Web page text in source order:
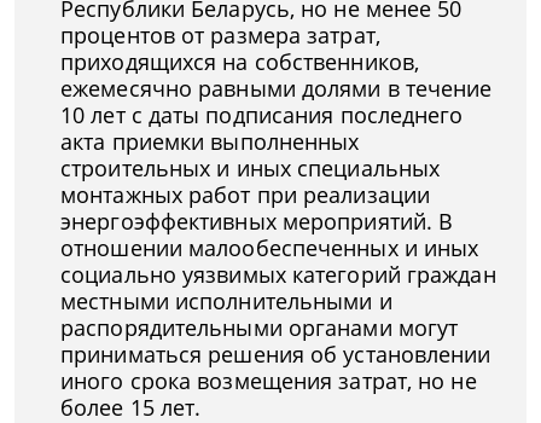
Республики Беларусь, но не менее 50
процентов от размера затрат,
приходящихся на собственников,
ежемесячно равными долями в течение
10 лет с даты подписания последнего
акта приемки выполненных
строительных и иных специальных
монтажных работ при реализации
энергоэффективных мероприятий. В
отношении малообеспеченных и иных
социально уязвимых категорий граждан
местными исполнительными и
распорядительными органами могут
приниматься решения об установлении
иного срока возмещения затрат, но не
более 15 лет.